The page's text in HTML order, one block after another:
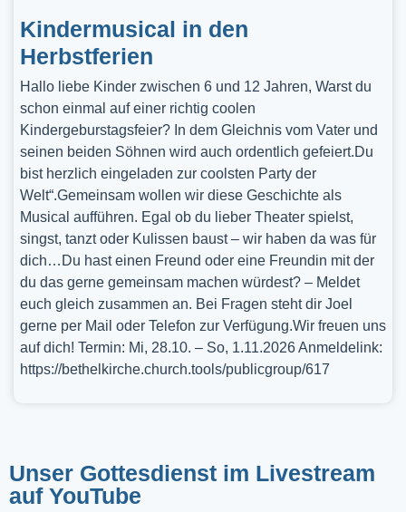
Kindermusical in den
Herbstferien
Hallo liebe Kinder zwischen 6 und 12 Jahren, Warst du
schon einmal auf einer richtig coolen
Kindergeburstagsfeier? In dem Gleichnis vom Vater und
seinen beiden Söhnen wird auch ordentlich gefeiert.Du
bist herzlich eingeladen zur coolsten Party der
Welt“.Gemeinsam wollen wir diese Geschichte als
Musical aufführen. Egal ob du lieber Theater spielst,
singst, tanzt oder Kulissen baust – wir haben da was für
dich…Du hast einen Freund oder eine Freundin mit der
du das gerne gemeinsam machen würdest? – Meldet
euch gleich zusammen an. Bei Fragen steht dir Joel
gerne per Mail oder Telefon zur Verfügung.Wir freuen uns
auf dich! Termin: Mi, 28.10. – So, 1.11.2026 Anmeldelink:
https://bethelkirche.church.tools/publicgroup/617
Unser Gottesdienst im Livestream
auf YouTube